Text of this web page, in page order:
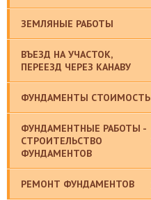
ЗЕМЛЯНЫЕ РАБОТЫ
ВЪЕЗД НА УЧАСТОК,
ПЕРЕЕЗД ЧЕРЕЗ КАНАВУ
ФУНДАМЕНТЫ СТОИМОСТЬ
ФУНДАМЕНТНЫЕ РАБОТЫ -
СТРОИТЕЛЬСТВО
ФУНДАМЕНТОВ
РЕМОНТ ФУНДАМЕНТОВ